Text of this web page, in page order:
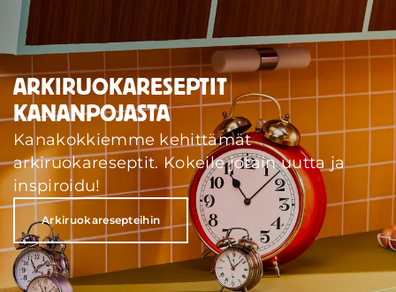
ARKIRUOKARESEPTIT
KANANPOJASTA
Kanakokkiemme kehittämät
arkiruokareseptit. Kokeile jotain uutta ja
inspiroidu!
Arkiruokaresepteihin